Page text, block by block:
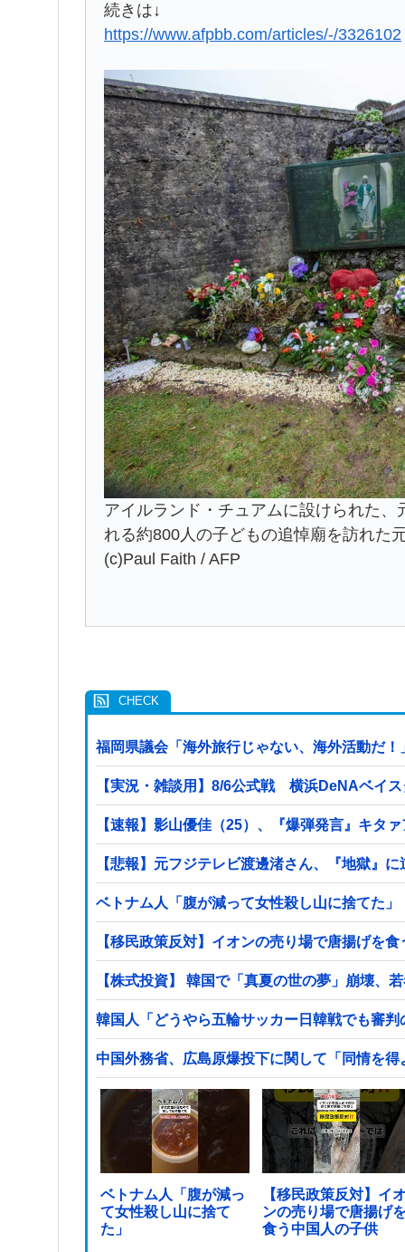
続きは↓
https://www.afpbb.com/articles/-/3326102
アイルランド・チュアムに設けられた
れる約800人の子どもの追悼廟を訪れた
(c)Paul Faith / AFP
福岡県議会「海外旅行じゃない、海外活動だ
【実況・雑談用】8/6公式戦 横浜DeNAベイ
【速報】影山優佳（25）、『爆弾発言』キタ
【悲報】元フジテレビ渡邊渚さん、『地獄』
ベトナム人「腹が減って女性殺し山に捨てた」
【移民政策反対】イオンの売り場で唐揚げを
【株式投資】 韓国で「真夏の世の夢」崩壊
韓国人「どうやら五輪サッカー日韓戦でも審
中国外務省、広島原爆投下に関して「同情を
ベトナム人「腹が減っ
て女性殺し山に捨て
た」
【移民政策反対】イ
ンの売り場で唐揚げ
食う中国人の子供